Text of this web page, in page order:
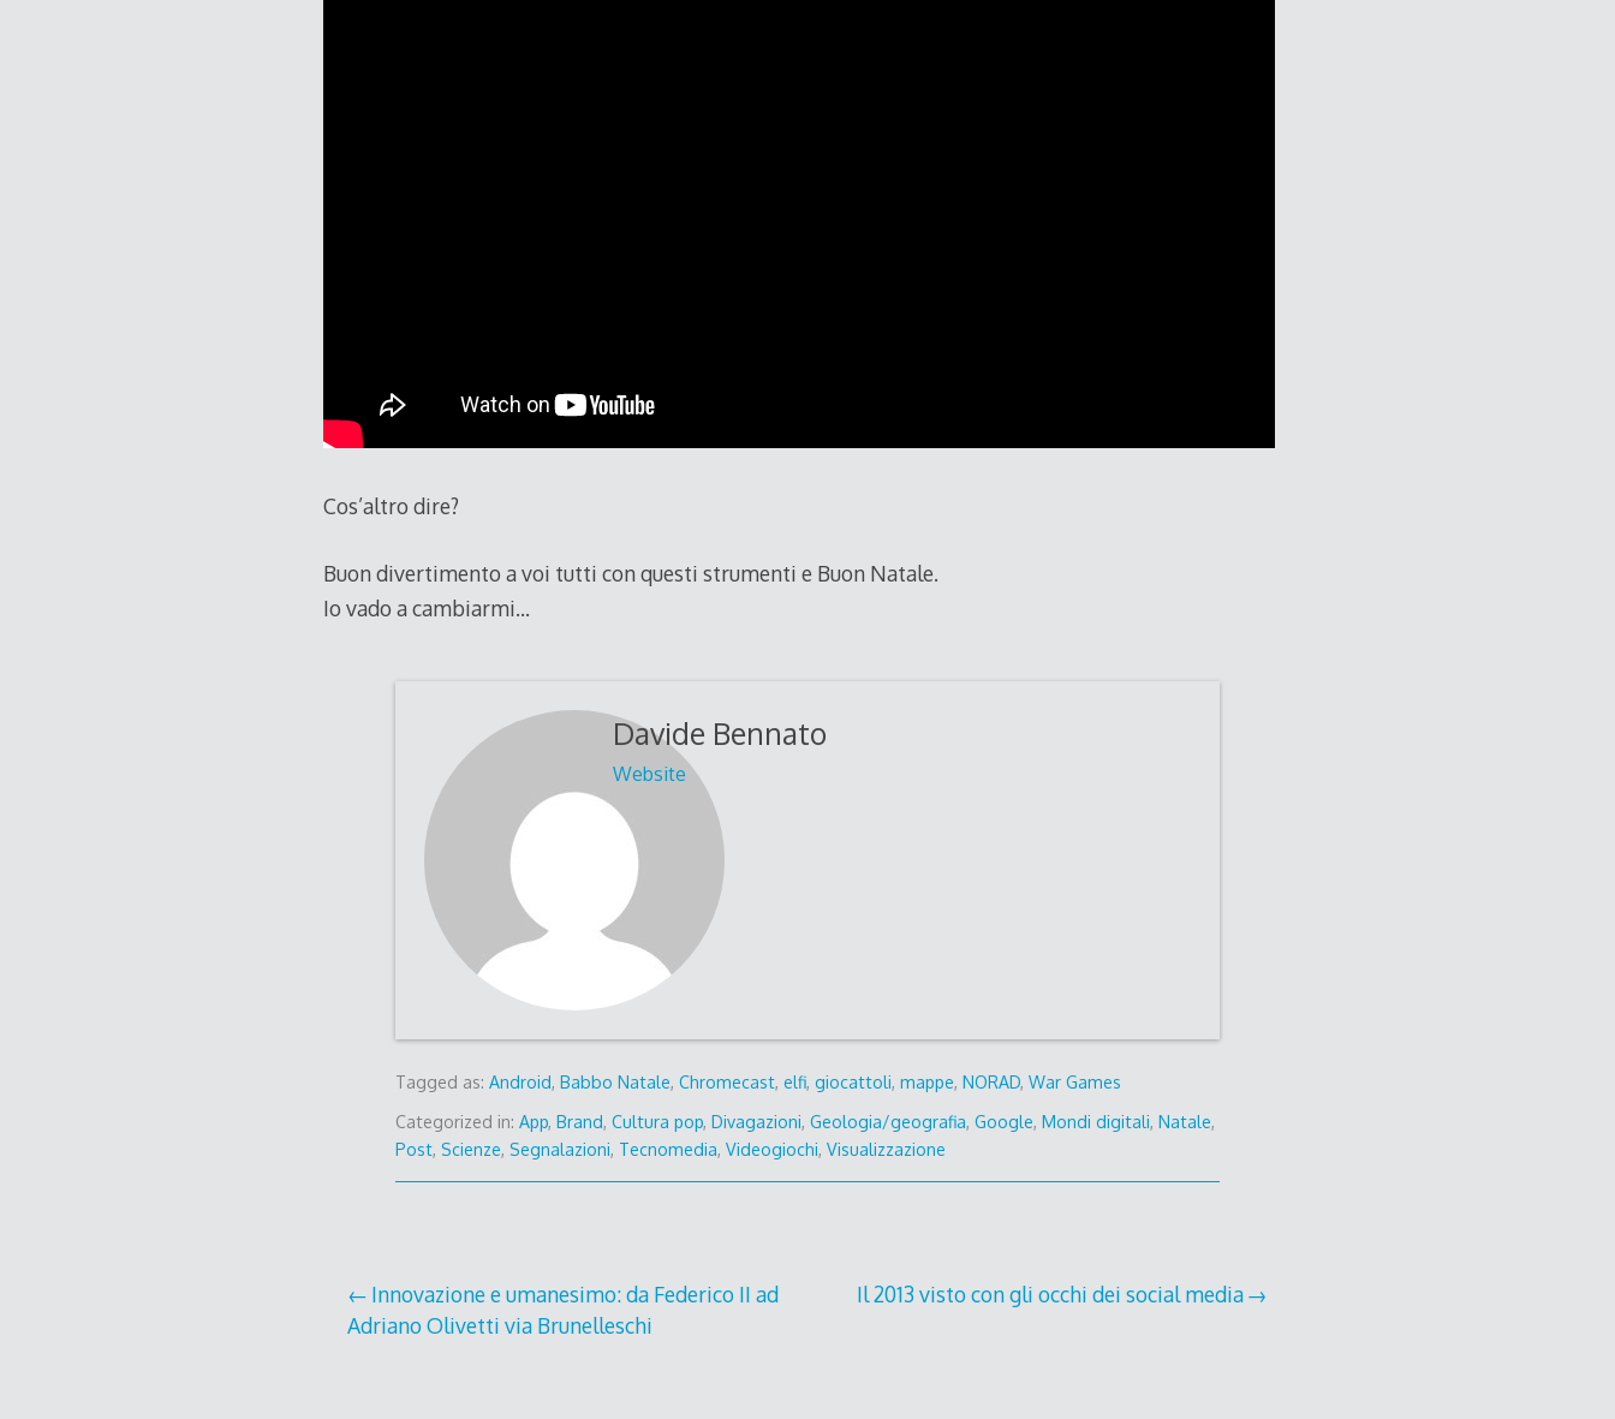
Cos’altro dire?
Buon divertimento a voi tutti con questi strumenti e Buon Natale.
Io vado a cambiarmi…
Davide Bennato
Website
Tagged as:Android,Babbo Natale,Chromecast,elfi,giocattoli,mappe,NORAD,War Games
Categorized in:App,Brand,Cultura pop,Divagazioni,Geologia/geografia,Google,Mondi digitali,Natale,
Post,Scienze,Segnalazioni, Tecnomedia,Videogiochi,Visualizzazione
Post
Innovazione e umanesimo: da Federico II ad
Adriano Olivetti via Brunelleschi
Il 2013 visto con gli occhi dei social media